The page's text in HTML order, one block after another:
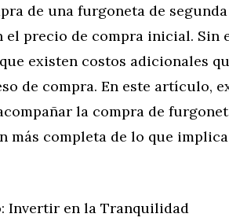
de una furgoneta de
precio de compra inicial. Sin
existen costos adicionales
de compra. En este artículo,
la compra de
más completa de lo que
Invertir en la Tranquilidad